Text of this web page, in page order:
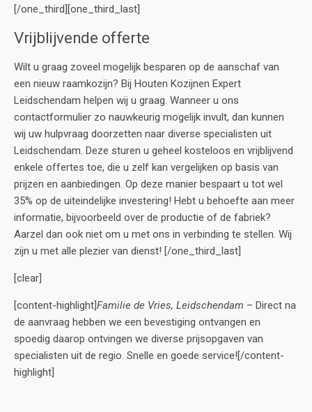
[/one_third][one_third_last]
Vrijblijvende offerte
Wilt u graag zoveel mogelijk besparen op de aanschaf van
een nieuw raamkozijn? Bij Houten Kozijnen Expert
Leidschendam helpen wij u graag. Wanneer u ons
contactformulier zo nauwkeurig mogelijk invult, dan kunnen
wij uw hulpvraag doorzetten naar diverse specialisten uit
Leidschendam. Deze sturen u geheel kosteloos en vrijblijvend
enkele offertes toe, die u zelf kan vergelijken op basis van
prijzen en aanbiedingen. Op deze manier bespaart u tot wel
35% op de uiteindelijke investering! Hebt u behoefte aan meer
informatie, bijvoorbeeld over de productie of de fabriek?
Aarzel dan ook niet om u met ons in verbinding te stellen. Wij
zijn u met alle plezier van dienst! [/one_third_last]
[clear]
[content-highlight]Familie de Vries, Leidschendam – Direct na
de aanvraag hebben we een bevestiging ontvangen en
spoedig daarop ontvingen we diverse prijsopgaven van
specialisten uit de regio. Snelle en goede service![/content-
highlight]